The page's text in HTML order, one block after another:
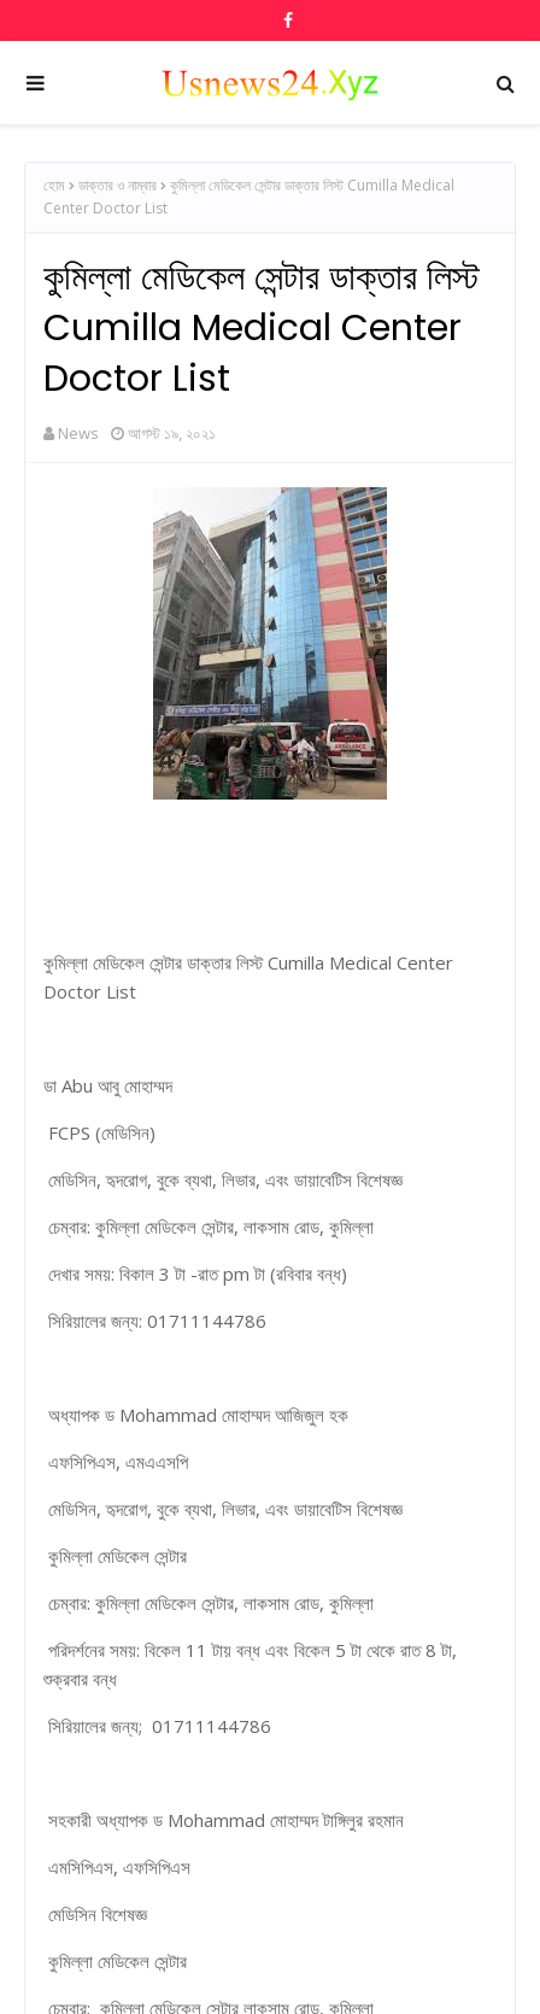
হোম ডাক্তার ও নাম্বার
কুমিল্লা মেডিকেল সেন্টার ডাক্তার লিস্ট Cumilla Medical
Center Doctor List
কুমিল্লা মেডিকেল সেন্টার ডাক্তার লিস্ট
Cumilla Medical Center
Doctor List
News আগস্ট ১৯, ২০২১
কুমিল্লা মেডিকেল সেন্টার ডাক্তার লিস্ট Cumilla Medical Center
Doctor List
ডা Abu আবু মোহাম্মদ
FCPS (মেডিসিন)
মেডিসিন, হৃদরোগ, বুকে ব্যথা, লিভার, এবং ডায়াবেটিস বিশেষজ্ঞ
চেম্বার: কুমিল্লা মেডিকেল সেন্টার, লাকসাম রোড, কুমিল্লা
দেখার সময়: বিকাল 3 টা -রাত pm টা (রবিবার বন্ধ)
সিরিয়ালের জন্য: 01711144786
অধ্যাপক ড Mohammad মোহাম্মদ আজিজুল হক
এফসিপিএস, এমএএসপি
মেডিসিন, হৃদরোগ, বুকে ব্যথা, লিভার, এবং ডায়াবেটিস বিশেষজ্ঞ
কুমিল্লা মেডিকেল সেন্টার
চেম্বার: কুমিল্লা মেডিকেল সেন্টার, লাকসাম রোড, কুমিল্লা
পরিদর্শনের সময়: বিকেল 11 টায় বন্ধ এবং বিকেল 5 টা থেকে রাত 8 টা,
শুক্রবার বন্ধ
সিরিয়ালের জন্য; 01711144786
সহকারী অধ্যাপক ড Mohammad মোহাম্মদ টাঙ্গিলুর রহমান
এমসিপিএস, এফসিপিএস
মেডিসিন বিশেষজ্ঞ
কুমিল্লা মেডিকেল সেন্টার
চেম্বার; কুমিল্লা মেডিকেল সেন্টার লাকসাম রোড, কুমিল্লা